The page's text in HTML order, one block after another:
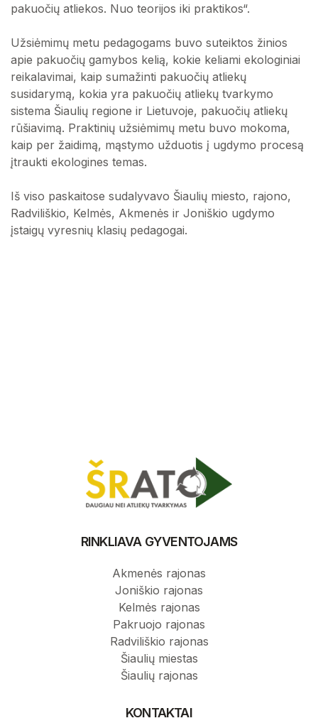
pakuočių atliekos. Nuo teorijos iki praktikos“.
Užsiėmimų metu pedagogams buvo suteiktos žinios
apie pakuočių gamybos kelią, kokie keliami ekologiniai
reikalavimai, kaip sumažinti pakuočių atliekų
susidarymą, kokia yra pakuočių atliekų tvarkymo
sistema Šiaulių regione ir Lietuvoje, pakuočių atliekų
rūšiavimą. Praktinių užsiėmimų metu buvo mokoma,
kaip per žaidimą, mąstymo užduotis į ugdymo procesą
įtraukti ekologines temas.
Iš viso paskaitose sudalyvavo Šiaulių miesto, rajono,
Radviliškio, Kelmės, Akmenės ir Joniškio ugdymo
įstaigų vyresnių klasių pedagogai.
RINKLIAVA GYVENTOJAMS
Akmenės rajonas
Joniškio rajonas
Kelmės rajonas
Pakruojo rajonas
Radviliškio rajonas
Šiaulių miestas
Šiaulių rajonas
KONTAKTAI